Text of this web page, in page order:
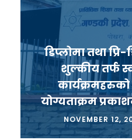
डिप्लोमा तथा
शुल्कीय तर्फ
कार्यक्रमहरुको
योग्यताक्रम
NOVEMBER 12,